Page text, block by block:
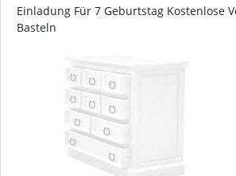
Einladung Für 7 Geburtstag Kostenlose
Basteln